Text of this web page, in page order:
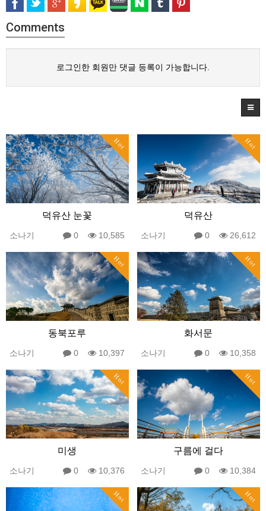
Comments
로그인한 회원만 댓글 등록이 가능합니다.
Hot
덕유산 눈꽃
소나기 0 10,585
Hot
덕유산
소나기 0 26,612
Hot
동북포루
소나기 0 10,397
Hot
화서문
소나기 0 10,358
Hot
미생
소나기 0 10,376
Hot
구름에 걸다
소나기 0 10,384
Hot Hot